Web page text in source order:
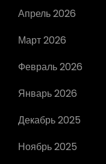
Апрель 2026
Март 2026
Февраль 2026
Январь 2026
Декабрь 2025
Ноябрь 2025